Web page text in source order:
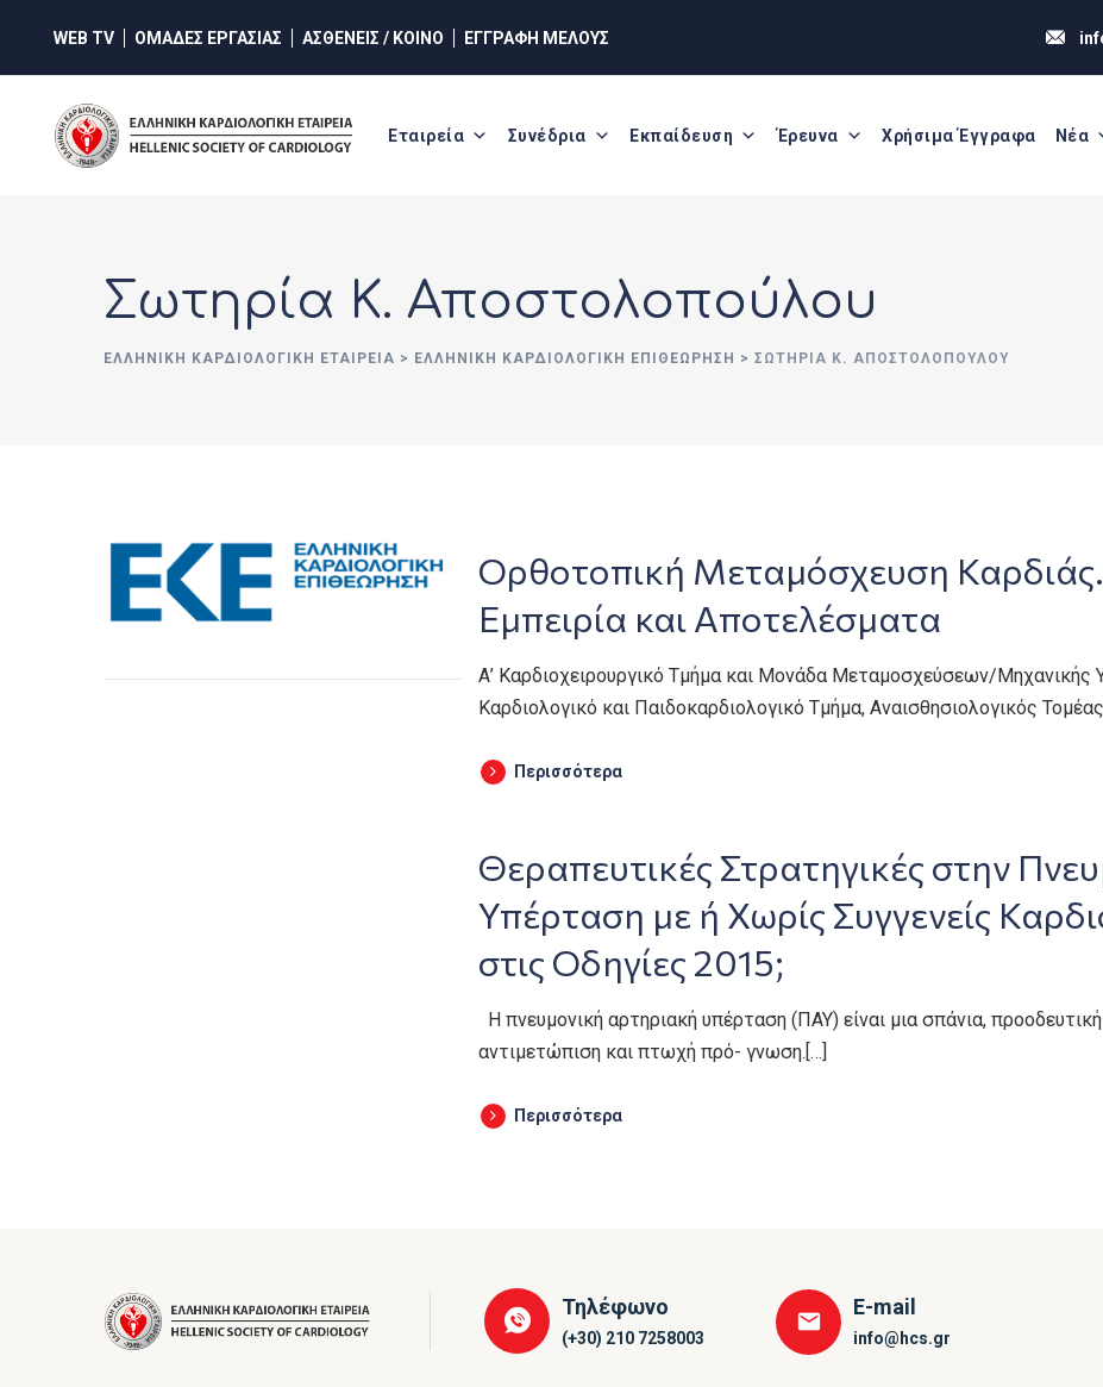
content
WEB TV ΟΜΑΔΕΣ ΕΡΓΑΣΙΑΣ ΑΣΘΕΝΕΙΣ / ΚΟΙΝΟ ΕΓΓΡΑΦΗ ΜΕΛΟΥΣ
Εταιρεία Συνέδρια Εκπαίδευση Έρευνα Χρήσιμα Έγγραφα Νέα
Σωτηρία Κ. Αποστολοπούλου
ΕΛΛΗΝΙΚΉ ΚΑΡΔΙΟΛΟΓΙΚΉ ΕΤΑΙΡΕΊΑ > ΕΛΛΗΝΙΚΗ ΚΑΡΔΙΟΛΟΓΙΚΗ ΕΠΙΘΕΩΡΗΣΗ > ΣΩΤΗΡΊΑ Κ. ΑΠΟΣΤΟΛΟΠΟΎΛΟΥ
Ορθοτοπική Μεταμόσχευση Καρδιάς.
Εμπειρία και Αποτελέσματα
Α’ Καρδιοχειρουργικό Τμήμα και Μονάδα Μεταμοσχεύσεων/Μηχανικής
Καρδιολογικό και Παιδοκαρδιολογικό Τμήμα, Αναισθησιολογικός
Περισσότερα
Θεραπευτικές Στρατηγικές στην
Υπέρταση με ή Χωρίς Συγγενείς
στις Οδηγίες 2015;
Η πνευμονική αρτηριακή υπέρταση (ΠΑΥ) είναι μια σπάνια,
αντιμετώπιση και πτωχή πρό- γνωση.[…]
Περισσότερα
Τηλέφωνο
(+30) 210 7258003
E-mail
info@hcs.gr